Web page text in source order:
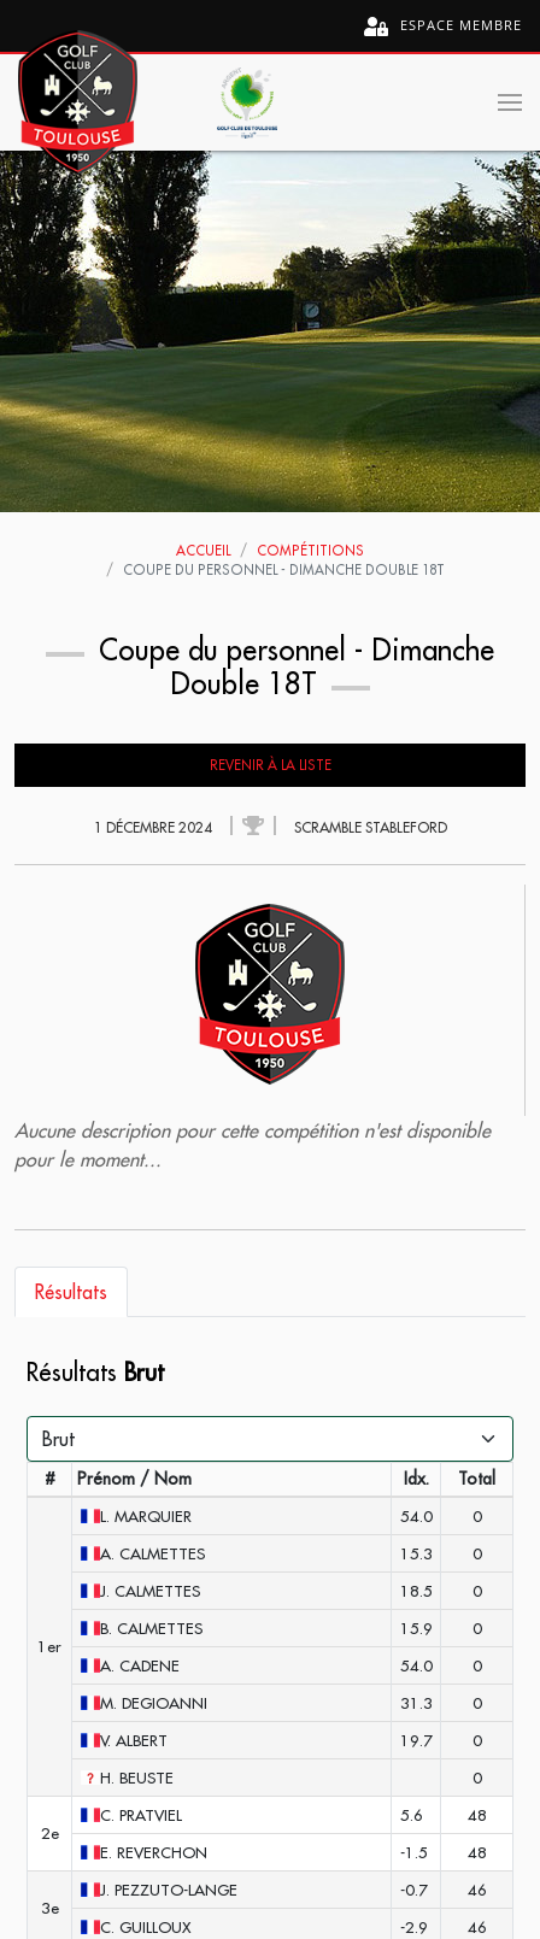
ESPACE MEMBRE
ACCUEIL
COMPÉTITIONS
COUPE DU PERSONNEL - DIMANCHE DOUBLE 18T
Coupe du personnel - Dimanche
Double 18T
REVENIR À LA LISTE
1 DÉCEMBRE 2024 SCRAMBLE STABLEFORD
Aucune description pour cette compétition n'est disponible
pour le moment...
Résultats
Résultats Brut
# Prénom / Nom Idx. Total
1er
L. MARQUIER 54.0
0
A. CALMETTES 15.3
0
J. CALMETTES 18.5
0
B. CALMETTES 15.9
0
A. CADENE 54.0
0
M. DEGIOANNI 31.3
0
V. ALBERT 19.7
0
H. BEUSTE 0
2e
C. PRATVIEL 5.6
48
E. REVERCHON -1.5 48
3e
J. PEZZUTO-LANGE -0.7
46
C. GUILLOUX -2.9 46